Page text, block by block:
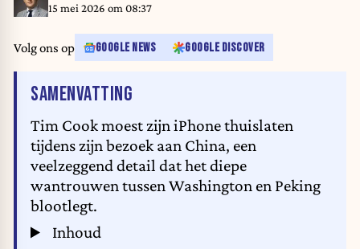
15 mei 2026 om 08:37
Volg ons op GOOGLE NEWS GOOGLE DISCOVER
SAMENVATTING
Tim Cook moest zijn iPhone thuislaten
tijdens zijn bezoek aan China, een
veelzeggend detail dat het diepe
wantrouwen tussen Washington en Peking
blootlegt.
Inhoud